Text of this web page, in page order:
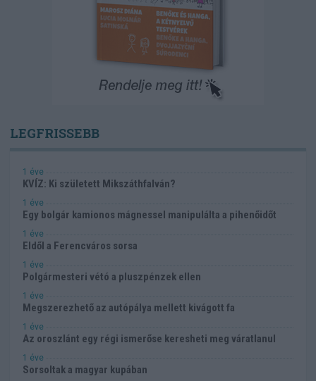
LEGFRISSEBB
1 éve
KVÍZ: Ki született Mikszáthfalván?
1 éve
Egy bolgár kamionos mágnessel manipulálta a pihenőidőt
1 éve
Eldől a Ferencváros sorsa
1 éve
Polgármesteri vétó a pluszpénzek ellen
1 éve
Megszerezhető az autópálya mellett kivágott fa
1 éve
Az oroszlánt egy régi ismerőse keresheti meg váratlanul
1 éve
Sorsoltak a magyar kupában